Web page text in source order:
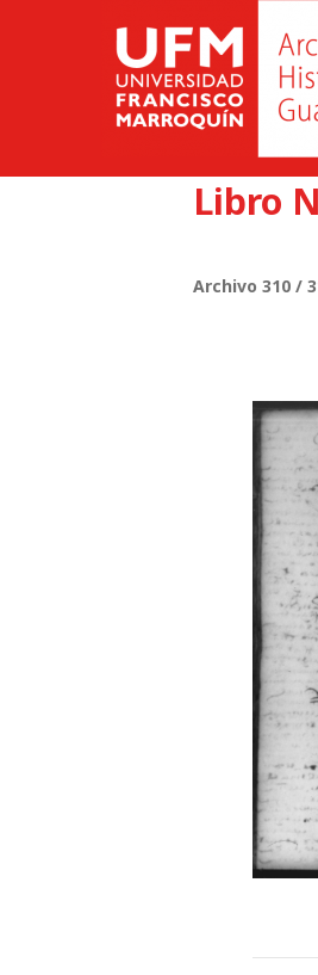
Libro
Archivo 310 /